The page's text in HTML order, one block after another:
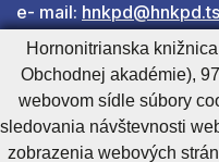
e- mail:
Ďalšie kontakty
Cookies nastavenieCookies -
Hornonitrianska
Obchodnej akadémie),
webovom sídle súbory
sledovania návštevnosti
zobrazenia webových